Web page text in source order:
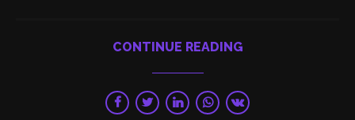
CONTINUE READING